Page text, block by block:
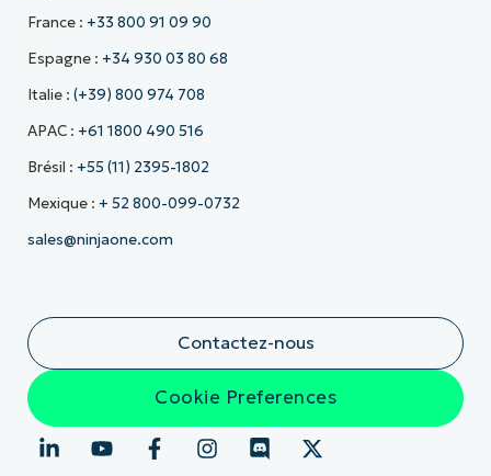
France : +33 800 91 09 90
Espagne : +34 930 03 80 68
Italie : (+39) 800 974 708
APAC : +61 1800 490 516
Brésil : +55 (11) 2395-1802
Mexique : + 52 800-099-0732
sales@ninjaone.com
Contactez-nous
Cookie Preferences